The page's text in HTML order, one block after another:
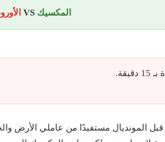
المكسيك VS
المونديال مستفيدًا من عاملي الأرض